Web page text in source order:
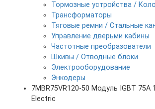
Тормозные устройства /
Трансформаторы
Тяговые ремни / Стальные
Управление дверьми кабины
Частотные преобразователи
Шкивы / Отводные блоки
Электрооборудование
Энкодеры
7MBR75VR120-50 Модуль IGBT 75А
Electric